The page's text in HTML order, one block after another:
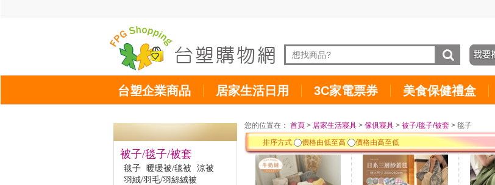
台塑企業商品 居家生活日用 3C家電票券 美食保健禮盒
被子/毯子/被套
毯子 暖暖被/毯被
涼被
羽絨/羽毛/羽絲絨被
您的位置在： 首頁 > 居家生活寢具 > 傢俱寢具 > 被子/毯子/被套 > 毯子
排序方式
價格由低至高 價格由高至低